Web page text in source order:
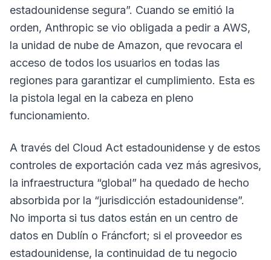
estadounidense segura”. Cuando se emitió la
orden, Anthropic se vio obligada a pedir a AWS,
la unidad de nube de Amazon, que revocara el
acceso de todos los usuarios en todas las
regiones para garantizar el cumplimiento. Esta es
la pistola legal en la cabeza en pleno
funcionamiento.
A través del Cloud Act estadounidense y de estos
controles de exportación cada vez más agresivos,
la infraestructura “global” ha quedado de hecho
absorbida por la “jurisdicción estadounidense”.
No importa si tus datos están en un centro de
datos en Dublín o Fráncfort; si el proveedor es
estadounidense, la continuidad de tu negocio